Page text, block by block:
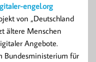
engel.org
von „Deutschland
ältere Menschen
Angebote.
Bundesministerium für